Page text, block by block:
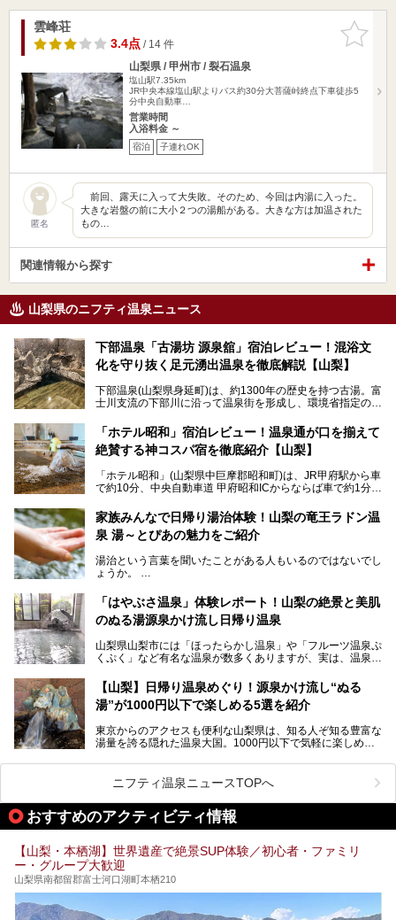
お気に入
りに追加
雲峰荘
3.4点/ 14 件
山梨県 / 甲州市 / 裂石温泉
塩山駅7.35km
JR中央本線塩山駅よりバス約30分大菩薩峠終点下車徒歩5
分中央自動車…
営業時間
入浴料金 ～
宿泊 子連れOK
匿名
前回、露天に入って大失敗。そのため、今回は内湯に入った。
大きな岩盤の前に大小２つの湯船がある。大きな方は加温された
もの…
関連情報から探す
山梨県のニフティ温泉ニュース
下部温泉「古湯坊 源泉舘」宿泊レビュー！混浴文
化を守り抜く足元湧出温泉を徹底解説【山梨】
下部温泉(山梨県身延町)は、約1300年の歴史を持つ古湯。富
士川支流の下部川に沿って温泉街を形成し、環境省指定の国
中でも「古湯坊 源泉舘」は、戦国時代に武田信玄公も療養
したと伝えられる名湯の宿。最大の特徴は、令和の現代にお
いても混浴文化が守られ、老若男女の分け隔て一切無く温泉
向にありますが、「古湯坊 源泉舘」では本来あるべき混浴
の姿が保たれている点に注目すべきでしょう。
今回は足元湧出の混浴温泉である「かくし湯大岩風呂」をは
じめ、湯治棟である「別館神泉」を中心に「古湯坊 源泉
舘」の全貌を徹底紹介します。
「ホテル昭和」宿泊レビュー！温泉通が口を揃えて
絶賛する神コスパ宿を徹底紹介【山梨】
「ホテル昭和」(山梨県中巨摩郡昭和町)は、JR甲府駅から車
で約10分、中央自動車道 甲府昭和ICからならば車で約1分の
から、一人泊でも6,000円台から宿泊可能です。
しかし、最大の魅力は“温泉そのもの”でしょう。自家源泉を
統の単純温泉は、入浴すると実にサッパリ爽快。日帰り入浴
不可なこともあり、全国の温泉ファンがこの温泉を求めて
では循環濾過の沸かし湯が一般的ですが、ここは本物の極上
温泉。まさに価格破壊と言えるクオリティです。
室や無料朝食などをご紹介。温泉通が口を揃えて絶賛する神
コスパ宿の全貌を徹底解説します！
家族みんなで日帰り湯治体験！山梨の竜王ラドン温
泉 湯～とぴあの魅力をご紹介
湯治という言葉を聞いたことがある人もいるのではないでし
ょうか。
なかなか体験できない、湯治体験が日帰りでできる温浴施設
が山梨にあります。
ぴあ」の魅力をご紹介します。
提供元：株式会社湯ーとぴあ【PR】
この記事は株式会社湯ーとぴあのPRレポート記事です。
「はやぶさ温泉」体験レポート！山梨の絶景と美肌
のぬる湯源泉かけ流し日帰り温泉
山梨県山梨市には「ほったらかし温泉」や「フルーツ温泉ぷ
くぷく」など有名な温泉が数多くありますが、実は、温泉マ
です。今回紹介する「はやぶさ温泉」も、そのひとつ。温泉
はもちろん、絶景や地元食材を活かしたグルメも堪能できま
す。
します。
【山梨】日帰り温泉めぐり！源泉かけ流し“ぬる
湯”が1000円以下で楽しめる5選を紹介
東京からのアクセスも便利な山梨県は、知る人ぞ知る豊富な
湯量を誇る隠れた温泉大国。1000円以下で気軽に楽しめ
も、これからの季節に嬉しい、じんわりと体の芯まで温ま
る“ぬる湯”が豊富なのも魅力。今回は、湯質も抜群で心ゆく
までリラックスできる山梨のお得な日帰り温泉を、実際体験
した感想と共に紹介します。
※ぬる湯とは35℃～39℃程度の体温に近いぬるめ温泉のこ
ニフティ温泉ニュースTOPへ
おすすめのアクティビティ情報
【山梨・本栖湖】世界遺産で絶景SUP体験／初心者・ファミリ
ー・グループ大歓迎
山梨県南都留郡富士河口湖町本栖210